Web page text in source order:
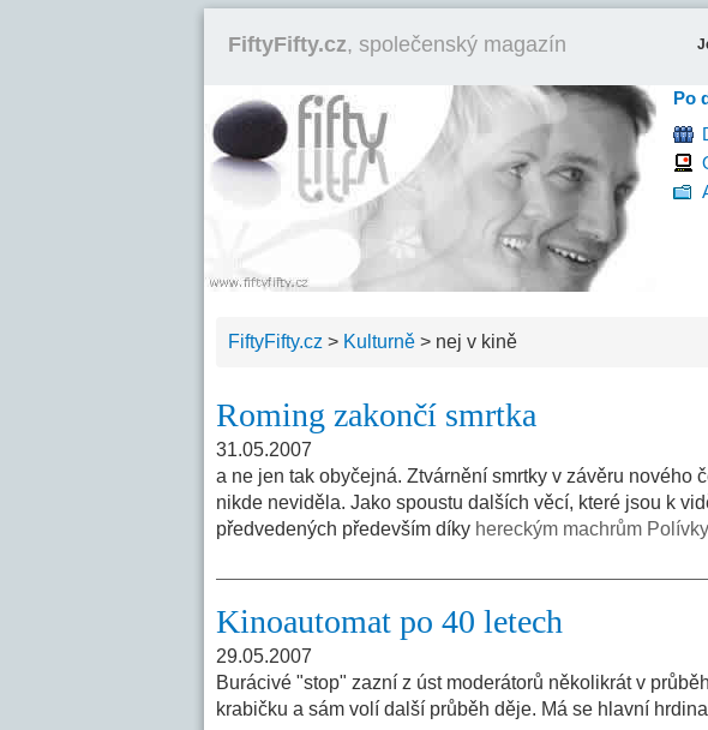
FiftyFifty.cz, společenský magazín
Po
FiftyFifty.cz > Kulturně > nej v kině
Roming zakončí smrtka
31.05.2007
a ne jen tak obyčejná. Ztvárnění smrtky v závěru nového
nikde neviděla. Jako spoustu dalších věcí, které jsou k
předvedených především díky hereckým machrům
Kinoautomat po 40 letech
29.05.2007
Burácivé "stop" zazní z úst moderátorů několikrát v
krabičku a sám volí další průběh děje. Má se hlavní